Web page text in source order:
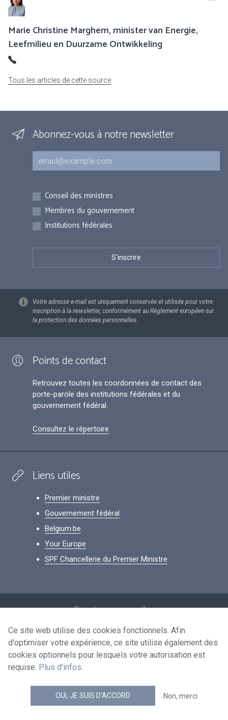
Marie Christine Marghem, minister van Energie,
Leefmilieu en Duurzame Ontwikkeling
Tous les articles de cette source
Abonnez-vous à notre newsletter
Courriel
Inscriptions
Conseil des ministres
Membres du gouvernement
Institutions fédérales
Votre adresse e-mail est uniquement conservée et utilisée pour votre
inscription à la newsletter, conformément au Règlement européen sur
la protection des données personnelles.
Points de contact
Retrouvez toutes les coordonnées de contact des
porte-parole des institutions fédérales et du
gouvernement fédéral.
Consultez le répertoire
Liens utiles
Premier ministre
Gouvernement fédéral
Belgium.be
Your Europe
SPF Chancellerie du Premier Ministre
Données personnelles
Conditions de réutilisation
Contactez-nous
news.belgium flux RSS
© 2026 - news.belgium.be
Ce site web utilise des cookies fonctionnels. Afin
d'optimiser votre expérience, ce site utilise également des
cookies optionnels pour lesquels votre autorisation est
requise. Plus d'infos.
OUI, JE SUIS D'ACCORD Non, merci